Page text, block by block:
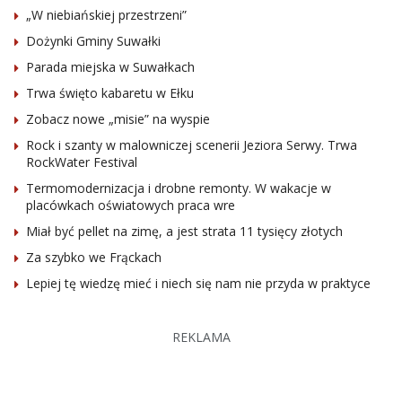
„W niebiańskiej przestrzeni”
Dożynki Gminy Suwałki
Parada miejska w Suwałkach
Trwa święto kabaretu w Ełku
Zobacz nowe „misie” na wyspie
Rock i szanty w malowniczej scenerii Jeziora Serwy. Trwa
RockWater Festival
Termomodernizacja i drobne remonty. W wakacje w
placówkach oświatowych praca wre
Miał być pellet na zimę, a jest strata 11 tysięcy złotych
Za szybko we Frąckach
Lepiej tę wiedzę mieć i niech się nam nie przyda w praktyce
REKLAMA